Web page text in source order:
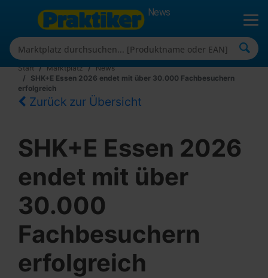
News
Start Marktplatz
News
SHK+E Essen 2026 endet mit über 30.000 Fachbesuchern
erfolgreich
Zurück zur Übersicht
SHK+E Essen 2026
endet mit über
30.000
Fachbesuchern
erfolgreich